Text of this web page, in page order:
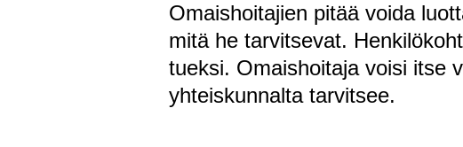
Omaishoitajien pitää voida
mitä he tarvitsevat.
tueksi. Omaishoitaja voisi itse
yhteiskunnalta tarvitsee.